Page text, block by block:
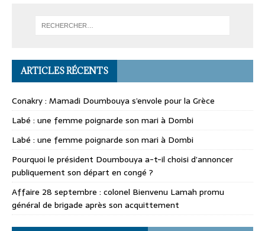
ARTICLES RÉCENTS
Conakry : Mamadi Doumbouya s’envole pour la Grèce
Labé : une femme poignarde son mari à Dombi
Labé : une femme poignarde son mari à Dombi
Pourquoi le président Doumbouya a-t-il choisi d’annoncer
publiquement son départ en congé ?
Affaire 28 septembre : colonel Bienvenu Lamah promu
général de brigade après son acquittement